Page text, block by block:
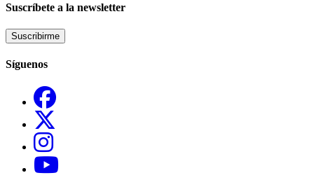
Suscríbete a la newsletter
Suscribirme
Síguenos